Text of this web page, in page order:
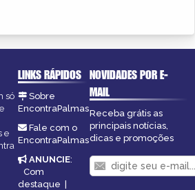
só
e
LINKS RÁPIDOS
Sobre
EncontraPalmas
Fale com o
EncontraPalmas
ANUNCIE:
Com
destaque |
NOVIDADES POR E-
MAIL
Receba grátis as
principais notícias,
dicas e promoções